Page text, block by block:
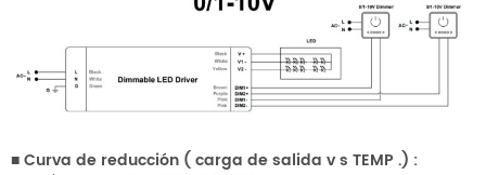
■Curva de reducción ( carga de salida vs TEMP .) :